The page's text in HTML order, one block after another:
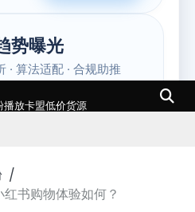
放卡盟低价货源
书购物体验如何？